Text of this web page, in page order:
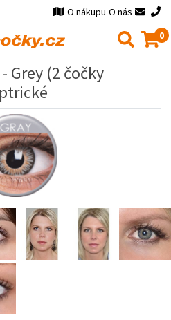
O nákupu O nás
0
Grey (2 čočky